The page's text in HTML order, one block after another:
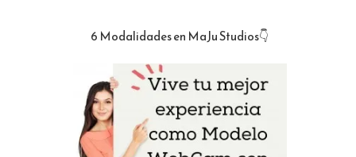
6 Modalidades en MaJu Studios👇